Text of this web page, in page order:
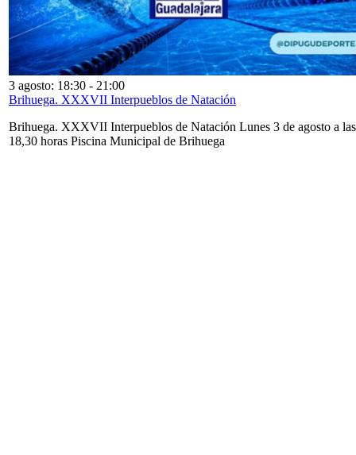
3 agosto: 18:30 - 21:00
Brihuega. XXXVII Interpueblos de Natación
Brihuega. XXXVII Interpueblos de Natación Lunes 3 de agosto a las
18,30 horas Piscina Municipal de Brihuega